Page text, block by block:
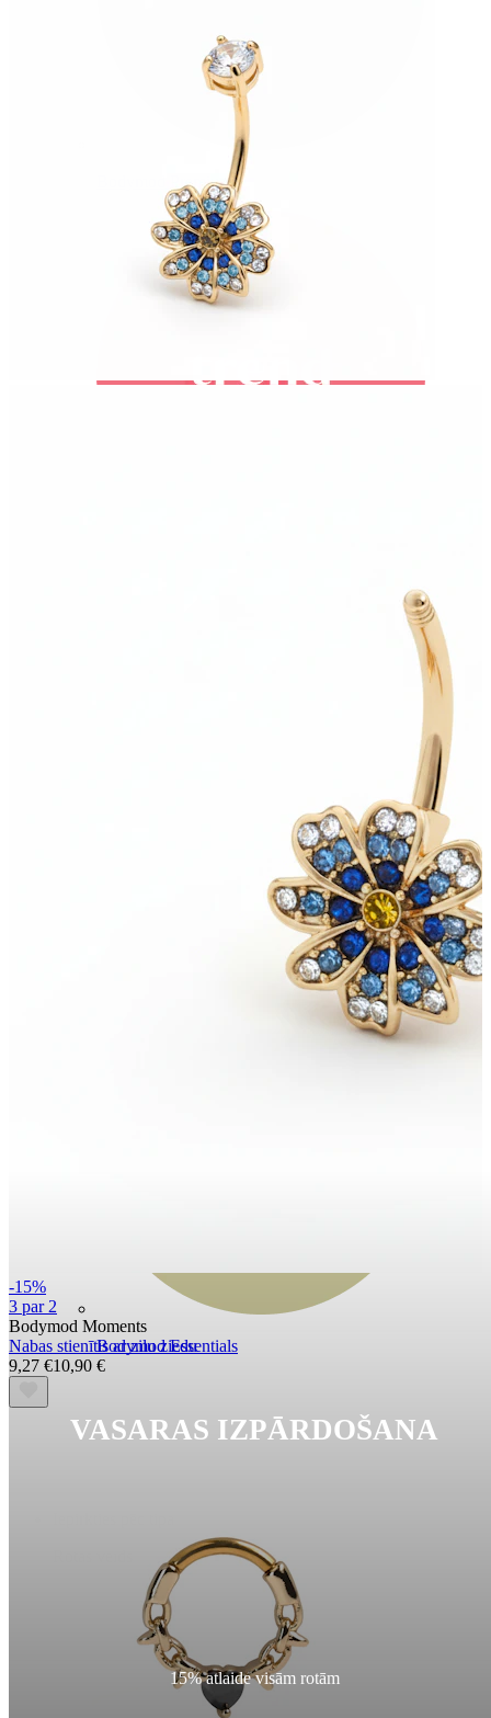
Bodymod Premium
Bodymod Essentials
VASARAS IZPĀRDOŠANA
15% atlaide visām rotām
-15%
3 par 2
Bodymod Moments
Nabas stienītis ar zilu ziedu
9,27 €10,90 €